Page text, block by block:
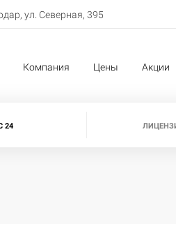
ул. Северная, 395
Компания Цены Акции
24